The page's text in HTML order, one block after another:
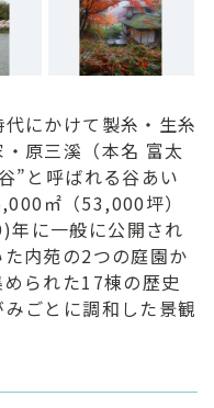
にかけて製糸・生糸
原三溪（本名 富太
”と呼ばれる谷あい
㎡（53,000坪）
年に一般に公開され
内苑の2つの庭園か
られた17棟の歴史
ごとに調和した景観